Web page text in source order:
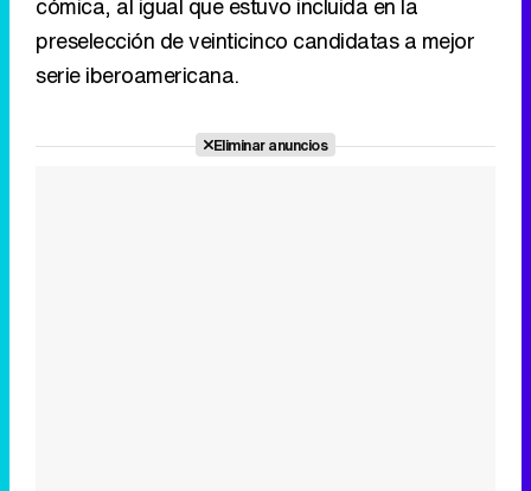
preselección de veinticinco candidatas a mejor
serie iberoamericana.
Eliminar anuncios